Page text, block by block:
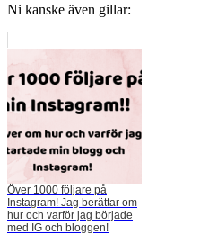
Ni kanske även gillar:
Över 1000 följare på
Instagram! Jag berättar om
hur och varför jag började
med IG och bloggen!